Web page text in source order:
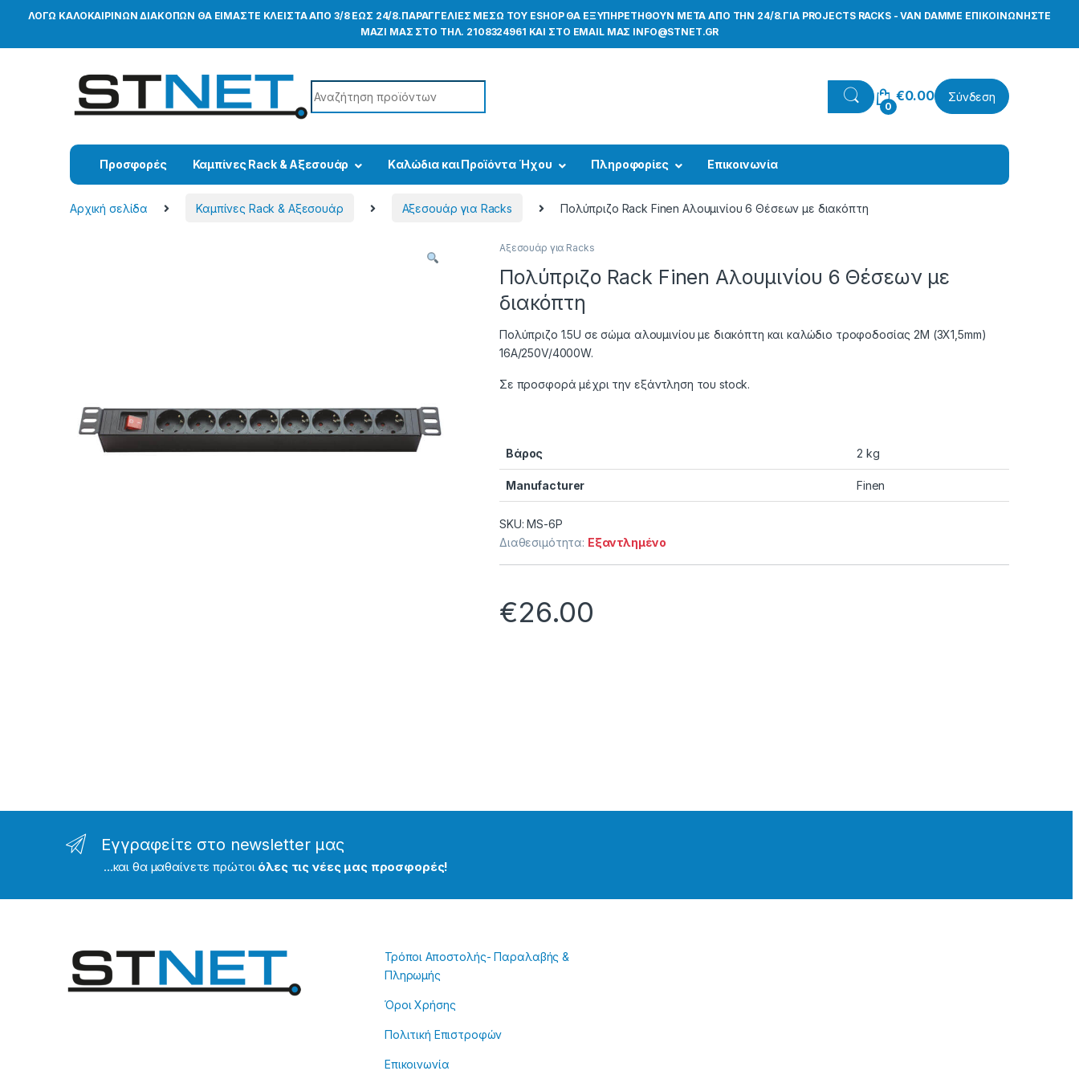
ΛΟΓΩ ΚΑΛΟΚΑΙΡΙΝΩΝ ΔΙΑΚΟΠΩΝ ΘΑ ΕΙΜΑΣΤΕ ΚΛΕΙΣΤΑ ΑΠΟ 3/8 ΕΩΣ 24/8.ΠΑΡΑΓΓΕΛΙΕΣ ΜΕΣΩ ΤΟΥ ESHOP ΘΑ ΕΞΥΠΗΡΕΤΗΘΟΥΝ ΜΕΤΑ ΑΠΟ ΤΗΝ 24/8.ΓΙΑ PROJECTS RACKS - VAN DAMME ΕΠΙΚΟΙΝΩΝΗΣΤΕ
ΜΑΖΙ ΜΑΣ ΣΤΟ ΤΗΛ. 2108324961 ΚΑΙ ΣΤΟ EMAIL ΜΑΣ INFO@STNET.GR
Search for:
0
€0.00 Σύνδεση
Προσφορές Καμπίνες Rack & Αξεσουάρ Kαλώδια και Προϊόντα Ήχου Πληροφορίες Επικοινωνία
Αρχική σελίδα Καμπίνες Rack & Αξεσουάρ Αξεσουάρ για Racks Πολύπριζο Rack Finen Αλουμινίου 6 Θέσεων με διακόπτη
Αξεσουάρ για Racks
Πολύπριζο Rack Finen Αλουμινίου 6 Θέσεων με
διακόπτη
Πολύπριζο 1.5U σε σώμα αλουμινίου με διακόπτη και καλώδιο τροφοδοσίας 2Μ (3Χ1,5mm)
16A/250V/4000W.
Σε προσφορά μέχρι την εξάντληση του stock.
Βάρος 2 kg
Manufacturer Finen
SKU: MS-6P
Διαθεσιμότητα: Εξαντλημένο
€26.00
Εγγραφείτε στο newsletter μας
...και θα μαθαίνετε πρώτοι όλες τις νέες μας προσφορές!
Τρόποι Αποστολής- Παραλαβής &
Πληρωμής
Όροι Χρήσης
Πολιτική Επιστροφών
Επικοινωνία